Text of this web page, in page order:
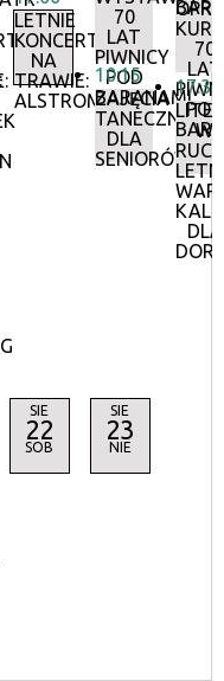
LETNIE
KONCERTY
NA
TRAWIE:
ALSTROMERIE
70
LAT
PIWNICY
POD
BARANAMI
10:15
ZAJĘCIA
TANECZNE
DLA
SENIORÓW
70
LAT
POD
17:30
W
DLA
SIE
22
SOB
SIE
23
NIE